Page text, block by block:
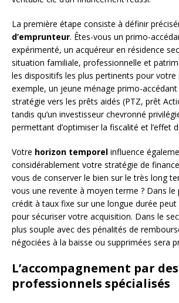
La première étape consiste à définir
d’emprunteur. Êtes-vous un primo-
expérimenté, un acquéreur en résidence
situation familiale, professionnelle et
les dispositifs les plus pertinents pour votre
exemple, un jeune ménage primo-
stratégie vers les prêts aidés (PTZ, prêt
tandis qu’un investisseur chevronné
permettant d’optimiser la fiscalité et l’effet
Votre horizon temporel influence
considérablement votre stratégie de
vous de conserver le bien sur le très long
vous une revente à moyen terme ? Dans le
crédit à taux fixe sur une longue durée peut
pour sécuriser votre acquisition. Dans le
plus souple avec des pénalités de
négociées à la baisse ou supprimées sera
L’accompagnement par des
professionnels spécialisés